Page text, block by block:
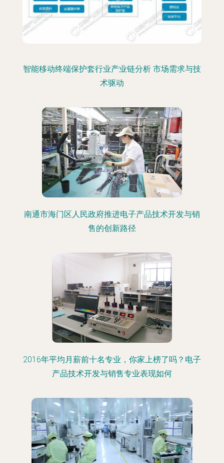
智能移动终端保护套行业产业链分析 市场需求与技
术驱动
南通市海门区人民政府推进电子产品技术开发与销
售的创新路径
2016年平均月薪前十名专业，你家上榜了吗？电子
产品技术开发与销售专业表现如何